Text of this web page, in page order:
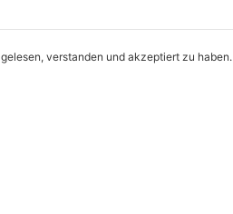
gelesen, verstanden und akzeptiert zu haben.